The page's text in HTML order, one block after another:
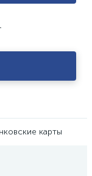
карты